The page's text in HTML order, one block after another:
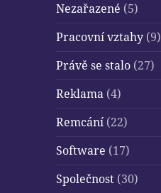
Nezařazené (5)
Pracovní vztahy (9)
Právě se stalo (27)
Reklama (4)
Remcání (22)
Software (17)
Společnost (30)